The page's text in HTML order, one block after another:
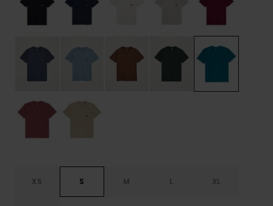
XS S M L XL